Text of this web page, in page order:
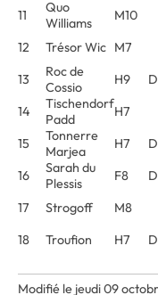
11
Quo
Williams
M10
12
Trésor Wic M7
13
Roc de
Cossio
H9
14
Tischendorf
Padd
H7
15
Tonnerre
Marjea
H7
16
Sarah du
Plessis
F8
17
Strogoff M8
18
Troufion H7
Modifié le jeudi 09